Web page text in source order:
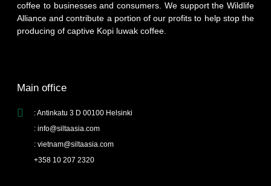
coffee to businesses and consumers. We support the Wildlife
Alliance and contribute a portion of our profits to help stop the
producing of captive Kopi luwak coffee.
Main office
: Antinkatu 3 D 00100 Helsinki
: info@siltaasia.com
: vietnam@siltaasia.com
+358 10 207 2320